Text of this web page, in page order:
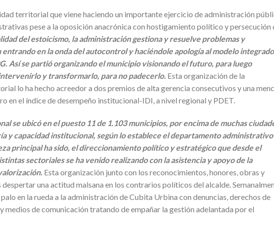
territorial que viene haciendo un importante ejercicio de administración
pese a la oposición anacrónica con hostigamiento político y persecución
del estoicismo, la administración gestiona y resuelve problemas y
entrando en la onda del autocontrol y haciéndole apología al modelo
Así se partió organizando el municipio visionando el futuro, para luego
y transformarlo, para no padecerlo. Esta organización de la
lo ha hecho acreedor a dos premios de alta gerencia consecutivos y una
en el índice de desempeño institucional-IDI, a nivel regional y PDET.
se ubicó en el puesto 11 de 1.103 municipios, por encima de muchas
y capacidad institucional, según lo establece el departamento
principal ha sido, el direccionamiento político y estratégico que desde el
sectoriales se ha venido realizando con la asistencia y apoyo de la
Esta organización junto con los reconocimientos, honores, obras y
despertar una actitud malsana en los contrarios políticos del alcalde.
en la rueda a la administración de Cubita Urbina con denuncias, derechos de
medios de comunicación tratando de empañar la gestión adelantada por el